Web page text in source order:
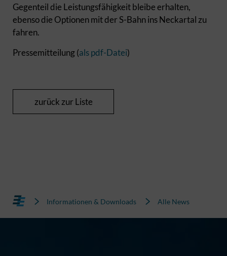
Gegenteil die Leistungsfähigkeit bleibe erhalten,
ebenso die Optionen mit der S-Bahn ins Neckartal zu
fahren.
Pressemitteilung (als pdf-Datei)
zurück zur Liste
Informationen & Downloads Alle News